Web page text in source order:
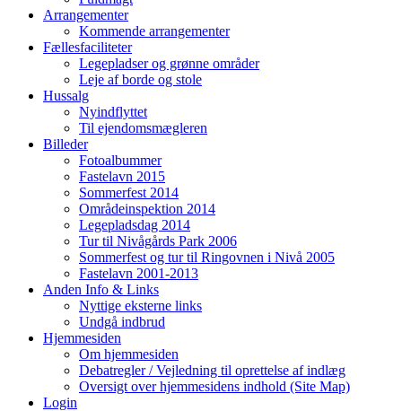
Arrangementer
Kommende arrangementer
Fællesfaciliteter
Legepladser og grønne områder
Leje af borde og stole
Hussalg
Nyindflyttet
Til ejendomsmægleren
Billeder
Fotoalbummer
Fastelavn 2015
Sommerfest 2014
Områdeinspektion 2014
Legepladsdag 2014
Tur til Nivågårds Park 2006
Sommerfest og tur til Ringovnen i Nivå 2005
Fastelavn 2001-2013
Anden Info & Links
Nyttige eksterne links
Undgå indbrud
Hjemmesiden
Om hjemmesiden
Debatregler / Vejledning til oprettelse af indlæg
Oversigt over hjemmesidens indhold (Site Map)
Login